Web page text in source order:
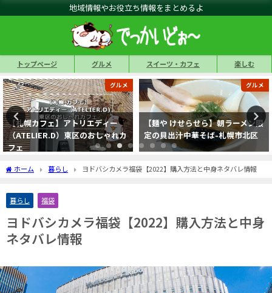
地域情報やお役立ち情報をまとめるよ
トップページ グルメ スイーツ・カフェ 楽しむ
グルメ
札幌カフェ】アトリエディー
ATELIER.D）東区のおしゃれカ
ェ
グルメ
【麺や けせらせら】朝ラーメン限
定の貝出汁中華そば-札幌市北区
ホーム 暮らし ヨドバシカメラ福袋【2022】購入方法と中身ネタバレ情報
暮らし 福袋
ヨドバシカメラ福袋【2022】購入方法と中身
ネタバレ情報